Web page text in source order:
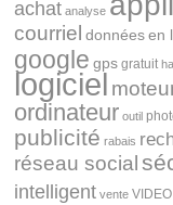
achat analyse
courriel donnéesen
google gps gratuit
logiciel
ordinateur outil
publicité rabais
réseau social
intelligent vente VIDEO